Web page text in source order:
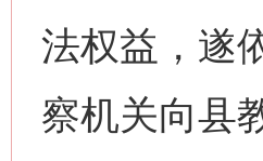
法权益，遂
察机关向县